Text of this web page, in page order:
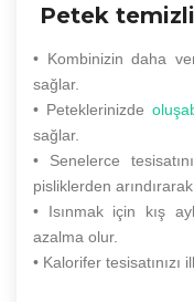
Petek
• Kombinizin daha
sağlar.
• Peteklerinizde
sağlar.
• Senelerce
pisliklerden
• Isınmak için kış
azalma olur.
• Kalorifer